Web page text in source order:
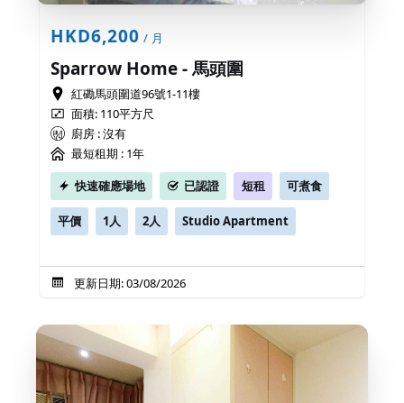
HKD6,200 / 月
Sparrow Home - 馬頭圍
紅磡馬頭圍道96號1-11樓
面積: 110平方尺
廚房 : 沒有
最短租期 : 1年
快速確應場地
已認證 短租 可煮食
平價 1人 2人 Studio Apartment
更新日期: 03/08/2026